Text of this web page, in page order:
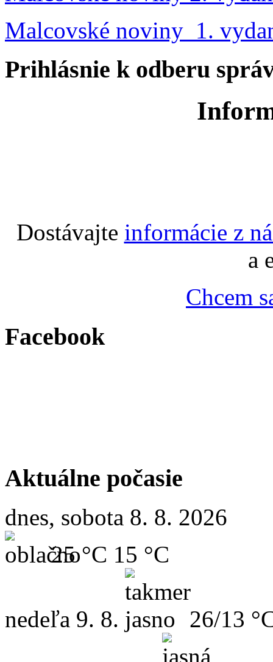
Malcovské noviny 1.
Prihlásnie k odberu
Dostávajte informácie z
a
Chcem
Facebook
Aktuálne počasie
dnes, sobota 8. 8. 2026
25 °C 15 °C
nedeľa 9. 8. 26/13